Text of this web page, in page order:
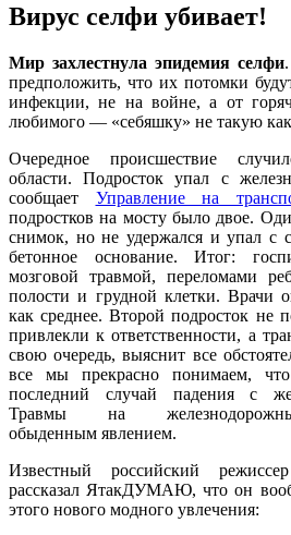
Вирус селфи убивает!
Мир захлестнула эпидемия селфи
предположить, что их потомки
инфекции, не на войне, а от
любимого — «себяшку» не такую
Очередное происшествие
области. Подросток упал с
сообщает Управление на
подростков на мосту было двое.
снимок, но не удержался и упал с
бетонное основание. Итог:
мозговой травмой, переломами
полости и грудной клетки. Врачи
как среднее. Второй подросток не
привлекли к ответственности, а
свою очередь, выяснит все
все мы прекрасно понимаем,
последний случай падения с
Травмы на
обыденным явлением.
Известный российский
рассказал ЯтакДУМАЮ, что он
этого нового модного увлечения: